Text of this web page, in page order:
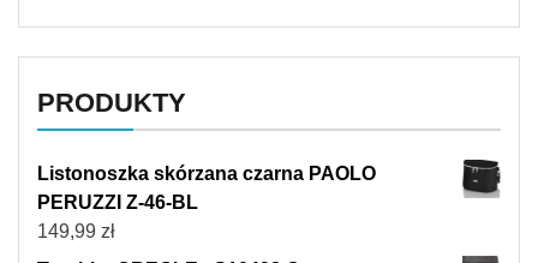
PRODUKTY
Listonoszka skórzana czarna PAOLO
PERUZZI Z-46-BL
149,99 zł